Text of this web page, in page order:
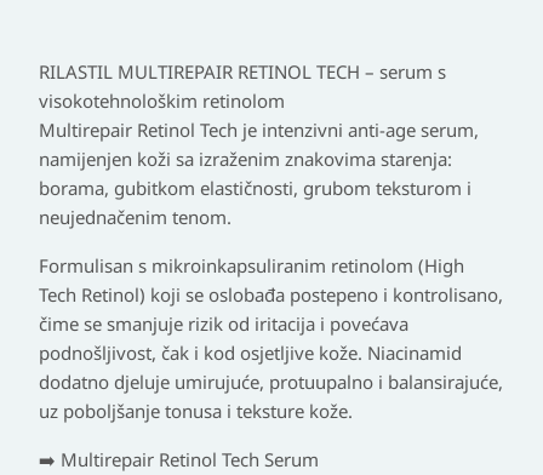
RILASTIL MULTIREPAIR RETINOL TECH – serum s
visokotehnološkim retinolom
Multirepair Retinol Tech je intenzivni anti-age serum,
namijenjen koži sa izraženim znakovima starenja:
borama, gubitkom elastičnosti, grubom teksturom i
neujednačenim tenom.
Formulisan s mikroinkapsuliranim retinolom (High
Tech Retinol) koji se oslobađa postepeno i kontrolisano,
čime se smanjuje rizik od iritacija i povećava
podnošljivost, čak i kod osjetljive kože. Niacinamid
dodatno djeluje umirujuće, protuupalno i balansirajuće,
uz poboljšanje tonusa i teksture kože.
➡️ Multirepair Retinol Tech Serum